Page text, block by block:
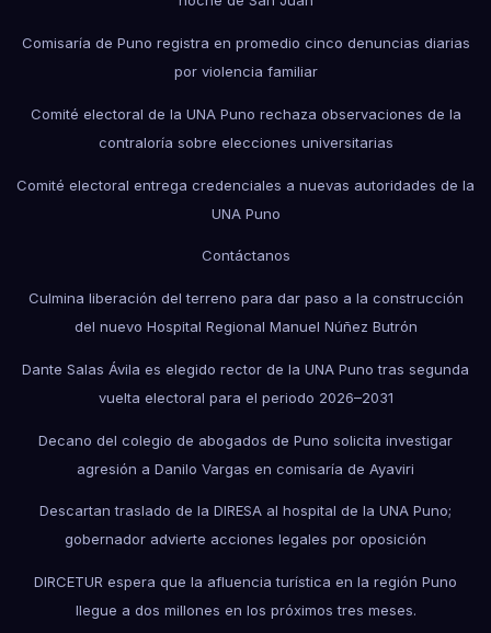
Comisaría de Puno registra en promedio cinco denuncias diarias
por violencia familiar
Comité electoral de la UNA Puno rechaza observaciones de la
contraloría sobre elecciones universitarias
Comité electoral entrega credenciales a nuevas autoridades de la
UNA Puno
Contáctanos
Culmina liberación del terreno para dar paso a la construcción
del nuevo Hospital Regional Manuel Núñez Butrón
Dante Salas Ávila es elegido rector de la UNA Puno tras segunda
vuelta electoral para el periodo 2026–2031
Decano del colegio de abogados de Puno solicita investigar
agresión a Danilo Vargas en comisaría de Ayaviri
Descartan traslado de la DIRESA al hospital de la UNA Puno;
gobernador advierte acciones legales por oposición
DIRCETUR espera que la afluencia turística en la región Puno
llegue a dos millones en los próximos tres meses.